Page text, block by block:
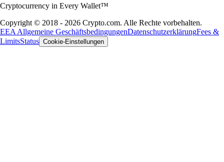
Cryptocurrency in Every Wallet™
Copyright © 2018 - 2026 Crypto.com. Alle Rechte vorbehalten.
EEA Allgemeine GeschäftsbedingungenDatenschutzerklärungFees &
LimitsStatus Cookie-Einstellungen